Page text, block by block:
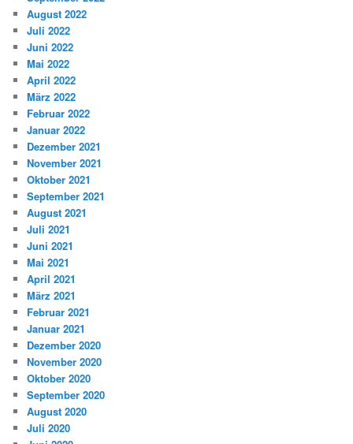
August 2022
Juli 2022
Juni 2022
Mai 2022
April 2022
März 2022
Februar 2022
Januar 2022
Dezember 2021
November 2021
Oktober 2021
September 2021
August 2021
Juli 2021
Juni 2021
Mai 2021
April 2021
März 2021
Februar 2021
Januar 2021
Dezember 2020
November 2020
Oktober 2020
September 2020
August 2020
Juli 2020